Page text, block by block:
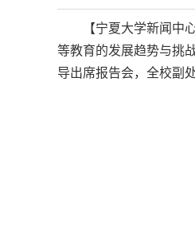
【宁夏大学新闻中
等教育的发展趋势与挑
导出席报告会，全校副